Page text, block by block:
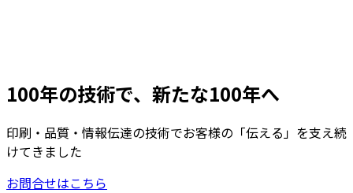
100年の技術で、新たな100年へ
印刷・品質・情報伝達の技術でお客様の「伝える」を支え続
けてきました
お問合せはこちら